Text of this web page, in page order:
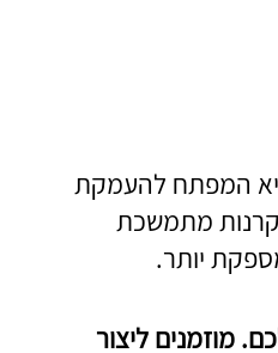
המפתח להעמקת
מתמשכת
יותר.
מוזמנים ליצור